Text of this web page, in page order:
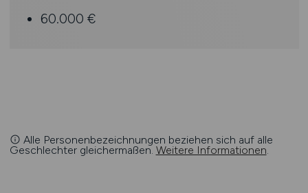
60.000 €
Alle Personenbezeichnungen beziehen sich auf alle
Geschlechter gleichermaßen. Weitere Informationen.